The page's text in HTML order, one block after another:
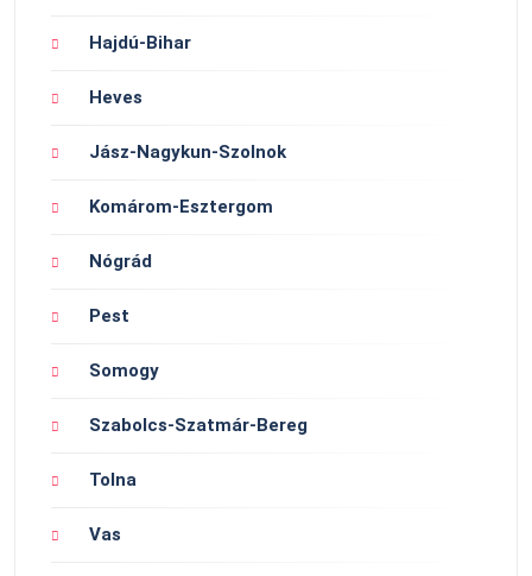
Hajdú-Bihar
Heves
Jász-Nagykun-Szolnok
Komárom-Esztergom
Nógrád
Pest
Somogy
Szabolcs-Szatmár-Bereg
Tolna
Vas